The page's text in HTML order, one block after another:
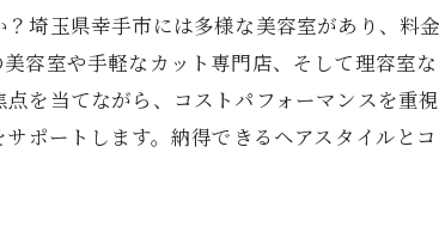
埼玉県幸手市には多様な美容室があり、料
容室や手軽なカット専門店、そして理容室
を当てながら、コストパフォーマンスを重
ポートします。納得できるヘアスタイルと